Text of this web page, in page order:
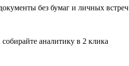
без бумаг и личных встреч
аналитику в 2 клика